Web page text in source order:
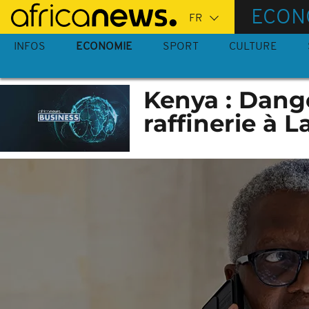
Passer
au
contenu
INFOS ECONOMIE SPORT CULTURE
Kenya :
raffinerie à